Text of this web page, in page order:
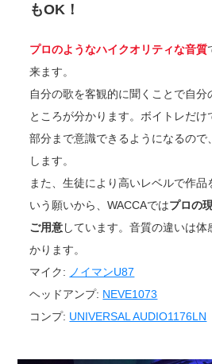
もOK！
プロのようなハイクオリティな音質
来ます。
自分の歌を客観的に聞くことで自分
ところが分かります。ボイトレだ
部分まで意識できるようになるので
します。
また、生徒により高いレベルで作品
いう願いから、WACCAではプロの
ご用意しています。音質の違いは
かります。
マイク: ノイマンU87
ヘッドアンプ: NEVE1073
コンプ: UNIVERSAL AUDIO1176LN